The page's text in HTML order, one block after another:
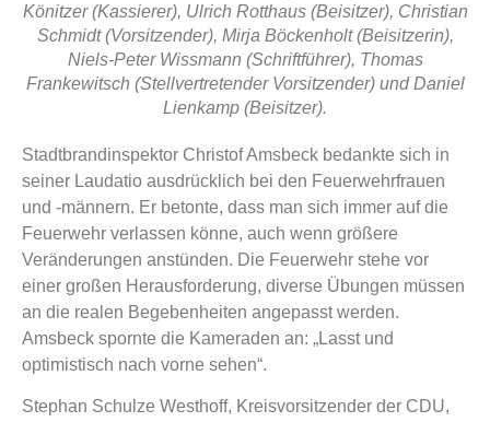
Könitzer (Kassierer), Ulrich Rotthaus (Beisitzer), Christian
Schmidt (Vorsitzender), Mirja Böckenholt (Beisitzerin),
Niels-Peter Wissmann (Schriftführer), Thomas
Frankewitsch (Stellvertretender Vorsitzender) und Daniel
Lienkamp (Beisitzer).
Stadtbrandinspektor Christof Amsbeck bedankte sich in
seiner Laudatio ausdrücklich bei den Feuerwehrfrauen
und -männern. Er betonte, dass man sich immer auf die
Feuerwehr verlassen könne, auch wenn größere
Veränderungen anstünden. Die Feuerwehr stehe vor
einer großen Herausforderung, diverse Übungen müssen
an die realen Begebenheiten angepasst werden.
Amsbeck spornte die Kameraden an: „Lasst und
optimistisch nach vorne sehen“.
Stephan Schulze Westhoff, Kreisvorsitzender der CDU,